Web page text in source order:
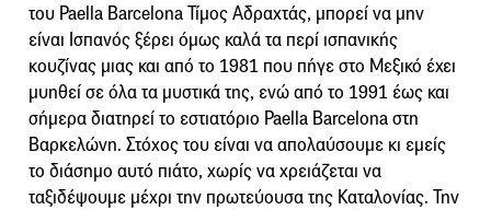
του Paella Barcelona Τίμος Αδραχτάς, μπορεί να μην
είναι Ισπανός ξέρει όμως καλά τα περί ισπανικής
κουζίνας μιας και από το 1981 που πήγε στο Μεξικό έχει
μυηθεί σε όλα τα μυστικά της, ενώ από το 1991 έως και
σήμερα διατηρεί το εστιατόριο Paella Barcelona στη
Βαρκελώνη. Στόχος του είναι να απολαύσουμε κι εμείς
το διάσημο αυτό πιάτο, χωρίς να χρειάζεται να
ταξιδέψουμε μέχρι την πρωτεύουσα της Καταλονίας. Την